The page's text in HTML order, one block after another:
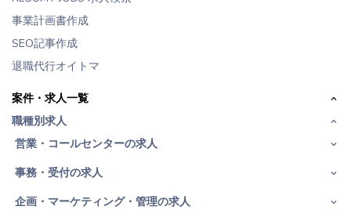
事業計画書作成
SEO記事作成
退職代行オイトマ
案件・求人一覧
職種別求人
営業・コールセンターの求人
事務・受付の求人
企画・マーケティング・管理の求人